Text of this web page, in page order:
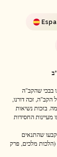
בבכי שהקב"ה
זכה דורנו,
בזכות נשיאות
החסידות
שהתנאים
מלכים, פרק